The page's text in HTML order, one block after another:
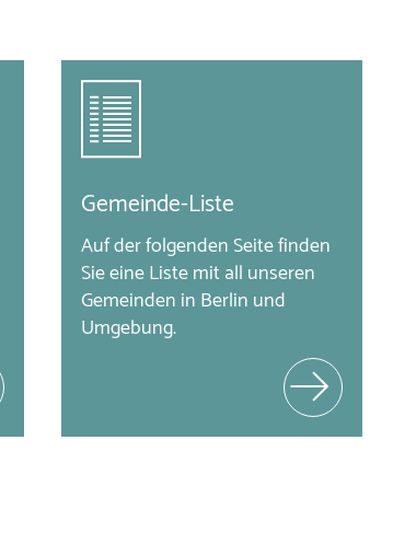
Gemeinde-Liste
Auf der folgenden Seite finden
Sie eine Liste mit all unseren
Gemeinden in Berlin und
Umgebung.